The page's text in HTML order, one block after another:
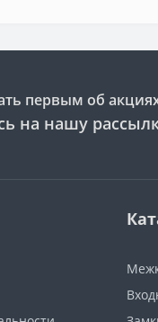
первым об
на нашу